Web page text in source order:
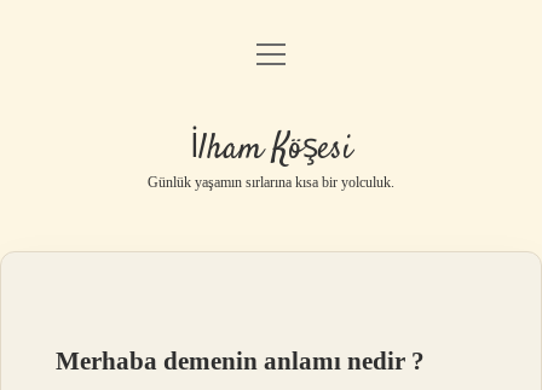
Anasayfa
Yasal Uyarı
menüyü
İlham Köşesi
Günlük yaşamın sırlarına kısa bir yolculuk.
Merhaba demenin anlamı nedir ?